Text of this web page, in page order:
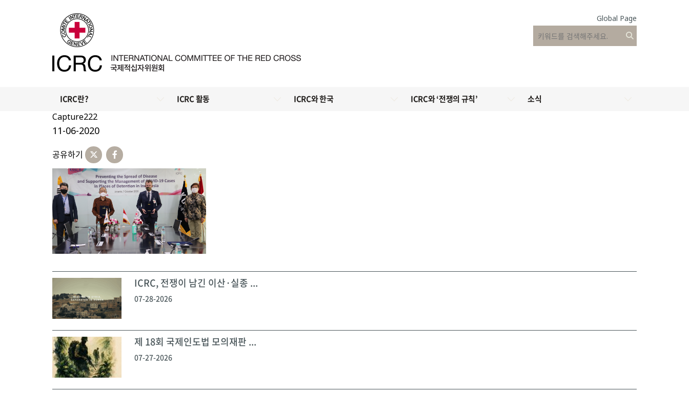
Global Page
ICRC란? ICRC 활동 ICRC와 한국 ICRC와 ‘전쟁의 규칙’
소식
Capture222
11-06-2020
공유하기
ICRC, 전쟁이 남긴 이산·실종 ...
07-28-2026
제 18회 국제인도법 모의재판 ...
07-27-2026